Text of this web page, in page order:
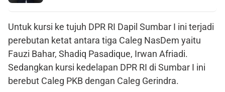
Untuk kursi ke tujuh DPR RI Dapil Sumbar I ini terjadi
perebutan ketat antara tiga Caleg NasDem yaitu
Fauzi Bahar, Shadiq Pasadique, Irwan Afriadi.
Sedangkan kursi kedelapan DPR RI di Sumbar I ini
berebut Caleg PKB dengan Caleg Gerindra.